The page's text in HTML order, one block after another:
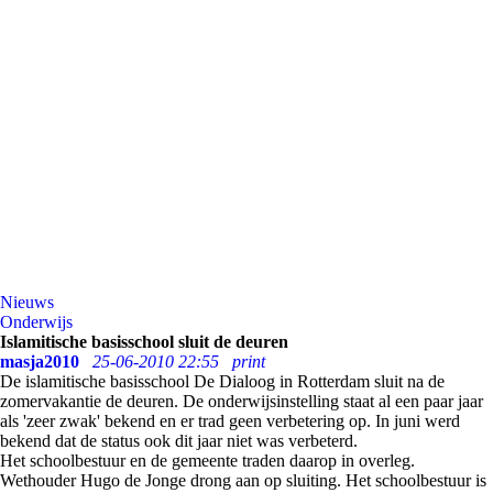
Nieuws
Onderwijs
Islamitische basisschool sluit de deuren
masja2010
25-06-2010 22:55
print
De islamitische basisschool De Dialoog in Rotterdam sluit na de
zomervakantie de deuren. De onderwijsinstelling staat al een paar jaar
als 'zeer zwak' bekend en er trad geen verbetering op. In juni werd
bekend dat de status ook dit jaar niet was verbeterd.
Het schoolbestuur en de gemeente traden daarop in overleg.
Wethouder Hugo de Jonge drong aan op sluiting. Het schoolbestuur is